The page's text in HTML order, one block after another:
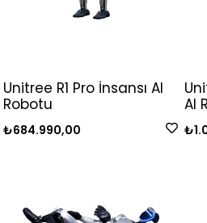
Unitree R1 Pro İnsansı AI
Robotu
₺684.990,00
AI